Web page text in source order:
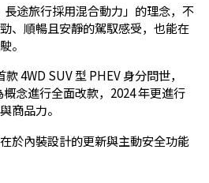
長途旅行採用混合動力」的理念，不
、順暢且安靜的駕馭感受，也能在
。
4WD SUV 型 PHEV 身分問世，
念進行全面改款，2024 年更進行
商品力。
於內裝設計的更新與主動安全功能